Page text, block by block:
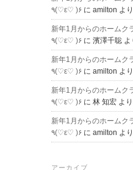
٩(♡ε♡ )۶ に amilton より
新年1月からのホームク
٩(♡ε♡ )۶ に 濱澤千聡 よ
新年1月からのホームク
٩(♡ε♡ )۶ に amilton より
新年1月からのホームク
٩(♡ε♡ )۶ に 林 知宏 より
新年1月からのホームク
٩(♡ε♡ )۶ に amilton より
アーカイブ